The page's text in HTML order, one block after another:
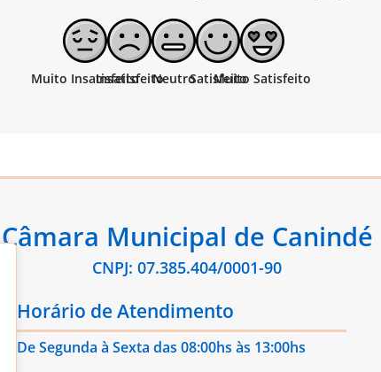
Câmara Municipal de Canindé
CNPJ: 07.385.404/0001-90
Horário de Atendimento
De Segunda à Sexta das 08:00hs às 13:00hs